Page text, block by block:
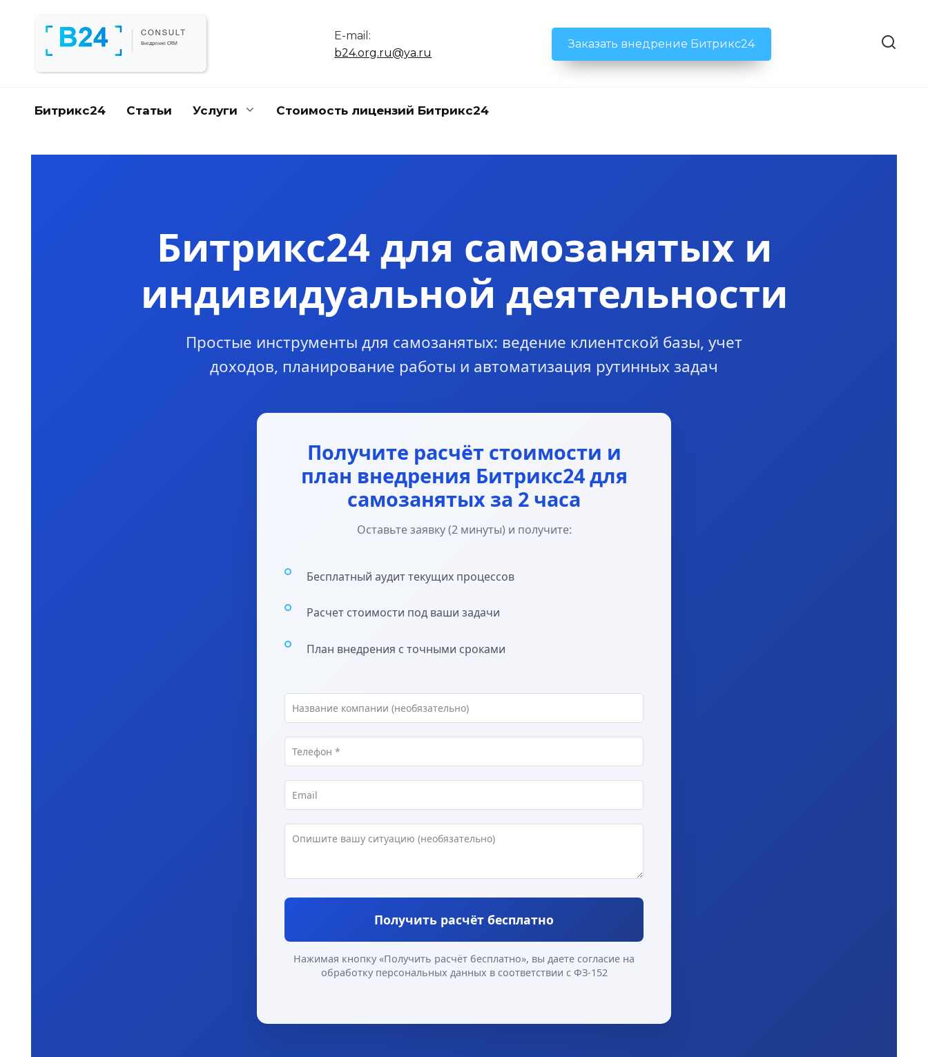
содержанию
E-mail:
b24.org.ru@ya.ru
Заказать внедрение Битрикс24
Битрикс24 Статьи Услуги Стоимость лицензий Битрикс24
Битрикс24 для самозанятых и
индивидуальной деятельности
Простые инструменты для самозанятых: ведение клиентской базы, учет
доходов, планирование работы и автоматизация рутинных задач
Получите расчёт стоимости и
план внедрения Битрикс24 для
самозанятых за 2 часа
Оставьте заявку (2 минуты) и получите:
Бесплатный аудит текущих процессов
Расчет стоимости под ваши задачи
План внедрения с точными сроками
Получить расчёт бесплатно
Нажимая кнопку «Получить расчёт бесплатно», вы даете согласие на
обработку персональных данных в соответствии с ФЗ-152